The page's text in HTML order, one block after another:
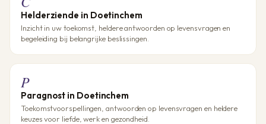
Helderziende in Doetinchem
Inzicht in uw toekomst, heldere antwoorden op levensvragen en
begeleiding bij belangrijke beslissingen.
P
Paragnost in Doetinchem
Toekomstvoorspellingen, antwoorden op levensvragen en heldere
keuzes voor liefde, werk en gezondheid.